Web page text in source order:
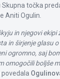
točka
Aniti Ogulin.
in njegovi ekipi
in širjenje glasu
ogromno, saj
omogočili boljše
povedala